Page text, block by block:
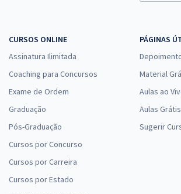
CURSOS ONLINE
Assinatura Ilimitada
Coaching para Concursos
Exame de Ordem
Graduação
Pós-Graduação
Cursos por Concurso
Cursos por Carreira
Cursos por Estado
PÁGINAS
Material
Aulas ao
Aulas Grátis
Sugerir